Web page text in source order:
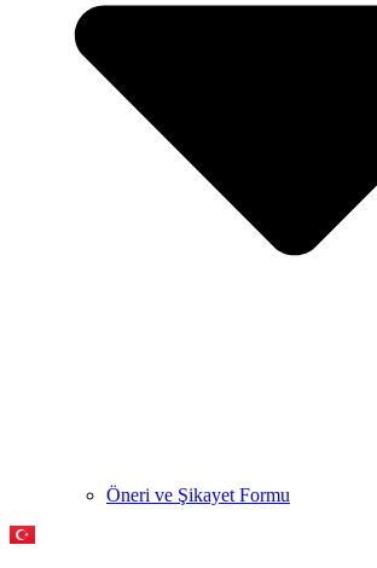
Öneri ve Şikayet Formu